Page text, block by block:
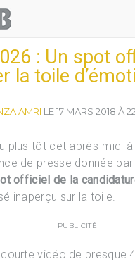
: Un spot
la toile
AMRI LE 17 MARS 2018 À
plus tôt cet après-midi
de presse donnée
officiel de la
inaperçu sur la toile.
PUBLICITÉ
vidéo de presque